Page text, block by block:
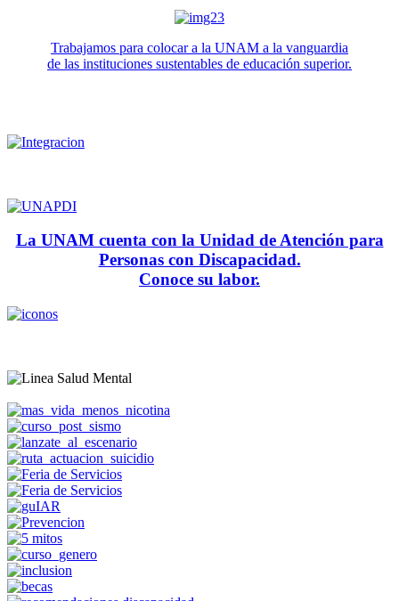
Trabajamos para colocar a la UNAM a la vanguardia
de las instituciones sustentables de educación superior.
La UNAM cuenta con la Unidad de Atención para
Personas con Discapacidad.
Conoce su labor.